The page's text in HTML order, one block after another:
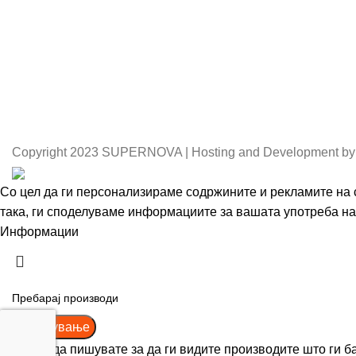
Copyright 2023 SUPERNOVA | Hosting and Development
Со цел да ги персонализираме содржините и рекламите на
така, ги споделуваме информациите за вашата употреба
Информации
Пребарување
Почнете да пишувате за да ги видите производите што ги